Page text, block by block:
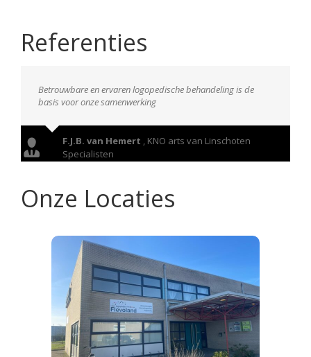
Referenties
Betrouwbare en ervaren logopedische behandeling is de
basis voor onze samenwerking
F.J.B. van Hemert , KNO arts van Linschoten
Specialisten
Onze Locaties